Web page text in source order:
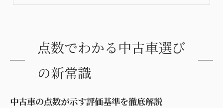
中古車の点数を参考に選ぶ際の注意点
千葉県で中古車購入時の安心ポイント
千葉県の中古車選びで失敗を防ぐコツ
点数でわかる中古車選び
の新常識
中古車の点数が示す評価基準を徹底解説